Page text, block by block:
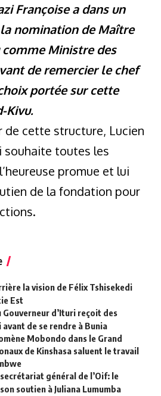
Françoise a dans un
nomination de Maître
Ministre des
de remercier le chef
portée sur cette
Kivu.
de cette structure, Lucien
souhaite toutes les
promue et lui
de la fondation pour
la vision de Félix Tshisekedi
Est
Gouverneur d’Ituri reçoit des
de se rendre à Bunia
Mobondo dans le Grand
de Kinshasa saluent le travail
général de l’Oif: le
soutien à Juliana Lumumba